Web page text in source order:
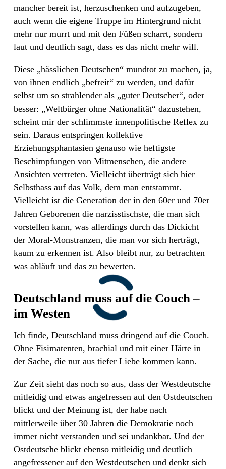
mancher bereit ist, herzuschenken und aufzugeben,
auch wenn die eigene Truppe im Hintergrund nicht
mehr nur murrt und mit den Füßen scharrt, sondern
laut und deutlich sagt, dass es das nicht mehr will.
Diese „hässlichen Deutschen“ mundtot zu machen, ja,
von ihnen endlich „befreit“ zu werden, und dafür
selbst um so strahlender als „guter Deutscher“, oder
besser: „Weltbürger ohne Nationalität“ dazustehen,
scheint mir der schlimmste innenpolitische Reflex zu
sein. Daraus entspringen kollektive
Erziehungsphantasien genauso wie heftigste
Beschimpfungen von Mitmenschen, die andere
Ansichten vertreten. Vielleicht überträgt sich hier
Selbsthass auf das Volk, dem man entstammt.
Vielleicht ist die Generation der in den 60er und 70er
Jahren Geborenen die narzisstischste, die man sich
vorstellen kann, was allerdings durch das Dickicht
der Moral-Monstranzen, die man vor sich herträgt,
kaum zu erkennen ist. Also bleibt nur, zu betrachten
was abläuft und das zu bewerten.
Deutschland muss auf die Couch –
im Westen
Ich finde, Deutschland muss dringend auf die Couch.
Ohne Fisimatenten, brachial und mit einer Härte in
der Sache, die nur aus tiefer Liebe kommen kann.
Zur Zeit sieht das noch so aus, dass der Westdeutsche
mitleidig und etwas angefressen auf den Ostdeutschen
blickt und der Meinung ist, der habe nach
mittlerweile über 30 Jahren die Demokratie noch
immer nicht verstanden und sei undankbar. Und der
Ostdeutsche blickt ebenso mitleidig und deutlich
angefressener auf den Westdeutschen und denkt sich